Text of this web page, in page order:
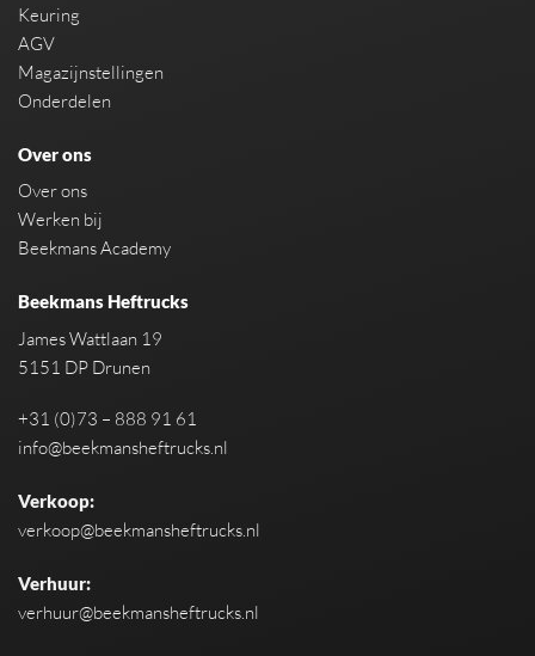
Keuring
AGV
Magazijnstellingen
Onderdelen
Over ons
Over ons
Werken bij
Beekmans Academy
Beekmans Heftrucks
James Wattlaan 19
5151 DP Drunen
+31 (0)73 – 888 91 61
info@beekmansheftrucks.nl
Verkoop:
verkoop@beekmansheftrucks.nl
Verhuur:
verhuur@beekmansheftrucks.nl